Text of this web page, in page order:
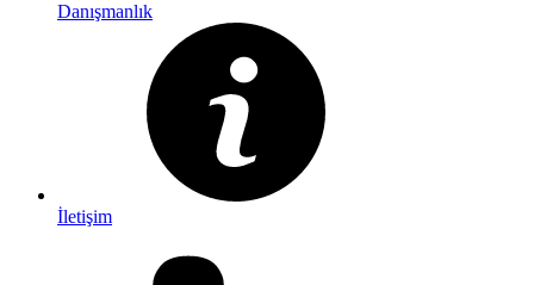
Danışmanlık
İletişim